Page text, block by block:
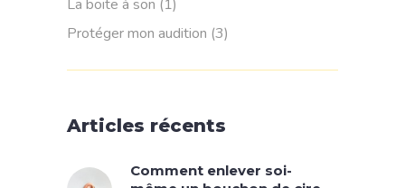
La boite à son (1)
Protéger mon audition (3)
Articles récents
Comment enlever soi-